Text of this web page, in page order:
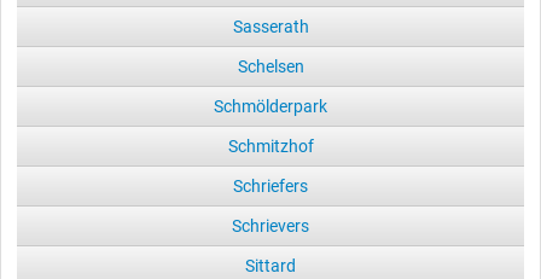
Sasserath
Schelsen
Schmölderpark
Schmitzhof
Schriefers
Schrievers
Sittard